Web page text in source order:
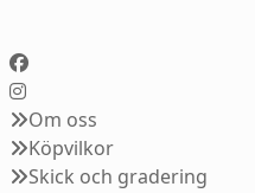
Om oss
Köpvilkor
Skick och gradering